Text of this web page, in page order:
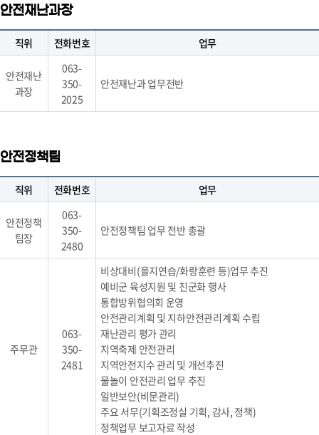
안전재난과장
직위 전화번호 업무
안전재난
과장
063-
350-
2025
안전재난과 업무전반
안전정책팀
직위 전화번호 업무
안전정책
팀장
063-
350-
2480
안전정책팀 업무 전반 총괄
주무관
063-
350-
2481
비상대비(을지연습/화랑훈련 등)업무 추진
예비군 육성지원 및 친군화 행사
통합방위협의회 운영
안전관리계획 및 지하안전관리계획 수립
재난관리 평가 관리
지역축제 안전관리
지역안전지수 관리 및 개선추진
물놀이 안전관리 업무 추진
일반보안(비문관리)
주요 서무(기획조정실 기획, 감사, 정책)
정책업무 보고자료 작성